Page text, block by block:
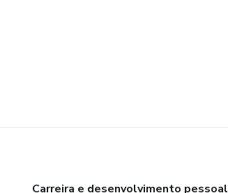
Carreira e desenvolvimento pessoal